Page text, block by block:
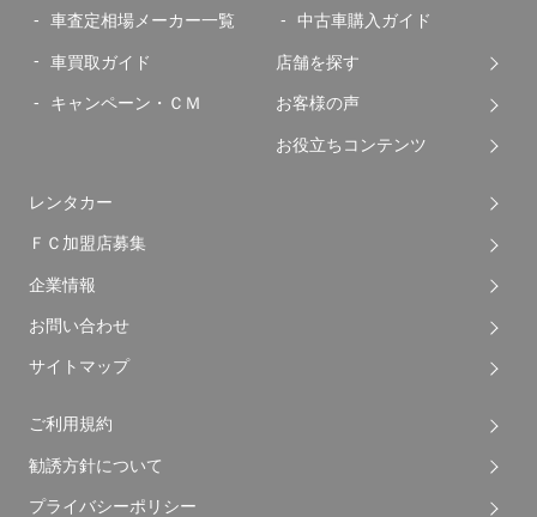
車査定相場メーカー一覧
車買取ガイド
キャンペーン・ＣＭ
中古車購入ガイド
店舗を探す
お客様の声
お役立ちコンテンツ
レンタカー
ＦＣ加盟店募集
企業情報
お問い合わせ
サイトマップ
ご利用規約
勧誘方針について
プライバシーポリシー